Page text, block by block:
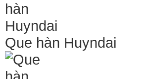
Que hàn Huyndai